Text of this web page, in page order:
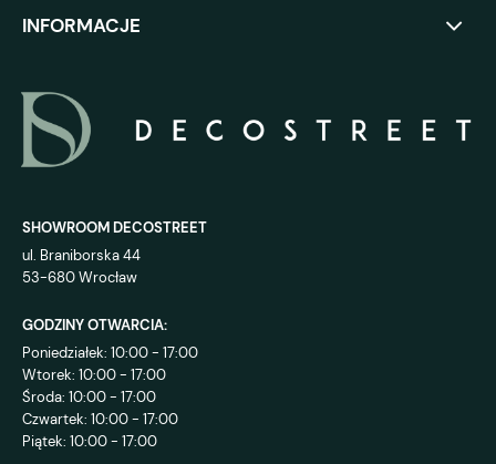
INFORMACJE
SHOWROOM DECOSTREET
ul. Braniborska 44
53-680 Wrocław
GODZINY OTWARCIA:
Poniedziałek: 10:00 - 17:00
Wtorek: 10:00 - 17:00
Środa: 10:00 - 17:00
Czwartek: 10:00 - 17:00
Piątek: 10:00 - 17:00